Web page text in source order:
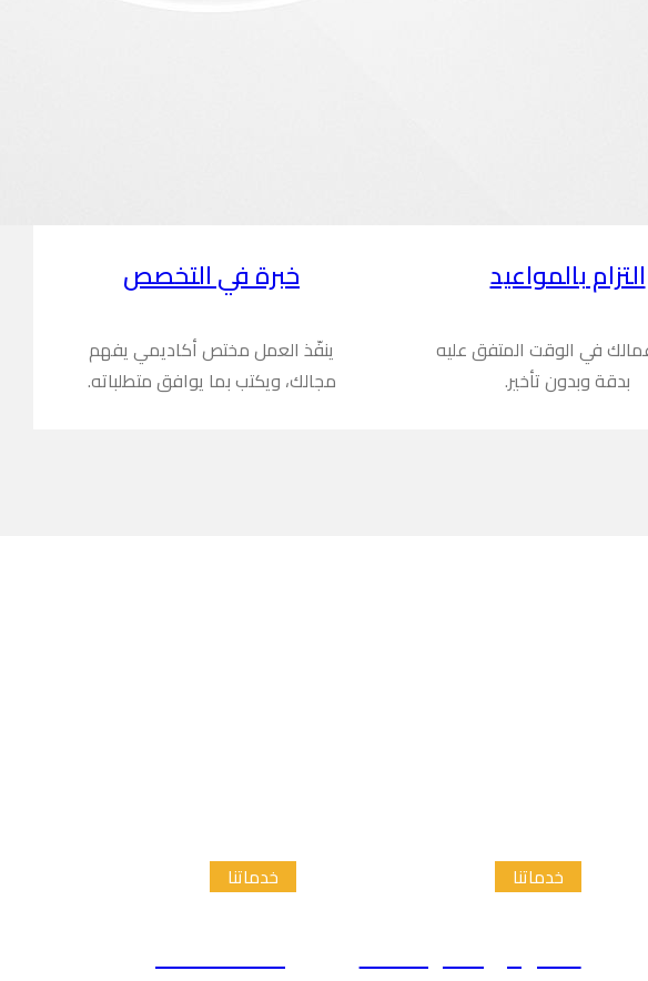
التزام بالمواعيد
في الوقت المتفق عليه
بدقة وبدون تأخير.
خبرة في التخصص
ينفّذ العمل مختص أكاديمي يفهم
مجالك، ويكتب بما يوافق متطلباته.
خدماتنا
تلخيص الدراسات
خدماتنا
إعداد الاطار